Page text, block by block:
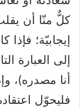
كلٌّ منّا أن
إيجابيّة؛
إلى العبارة
أنا مصدره)،
فليحوّل